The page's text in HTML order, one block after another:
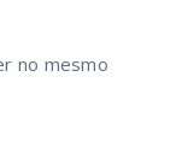
no mesmo